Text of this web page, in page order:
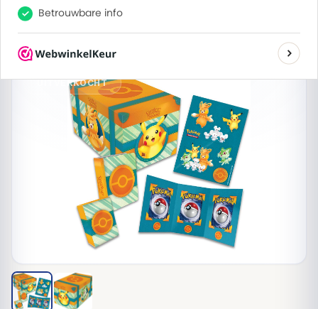
Home / Alle sets / Geen categorie
UITVERKOCHT